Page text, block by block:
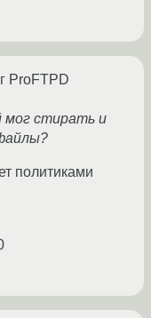
ProFTPD
мог стирать и
политиками